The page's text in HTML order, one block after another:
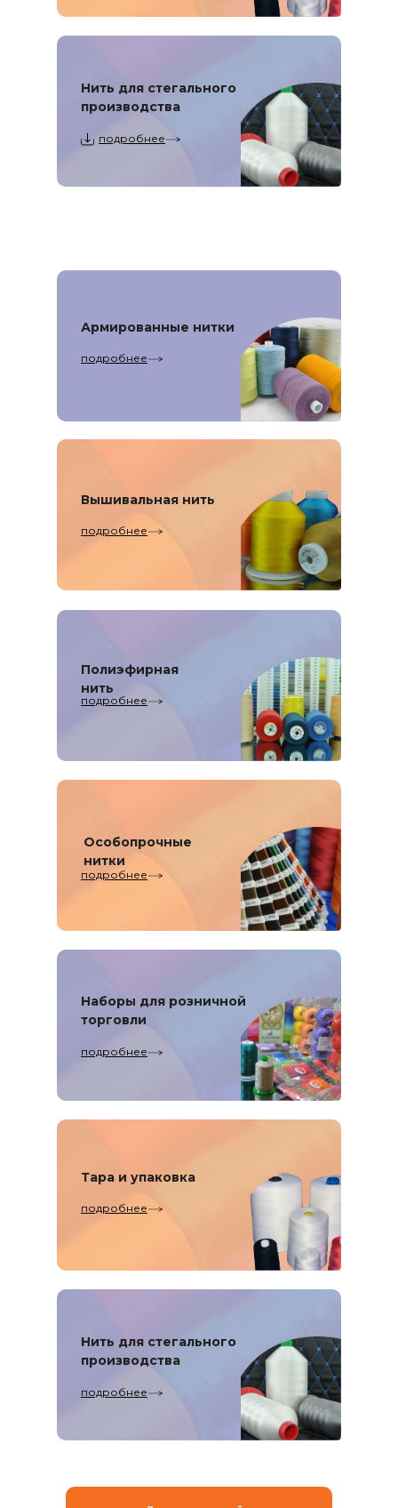
подробнее
Нить для стегального
производства
Полиэфирная
нить
Вышивальная нить
Наборы для розничной
торговли
Особопрочные
нитки
Тара и упаковка
Армированные нитки
подробнее
подробнее
подробнее
подробнее
подробнее
подробнее
подробнее
Нить для стегального
производства